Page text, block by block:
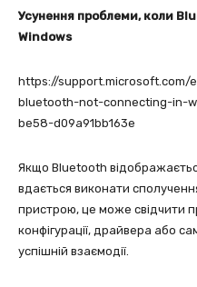
Усунення проблеми, коли
Windows
https://
bluetooth-not-connecting-in-
be58-d09a91bb163e
Якщо Bluetooth
вдається виконати
пристрою, це може свідчити
конфігурації, драйвера або
успішній взаємодії.